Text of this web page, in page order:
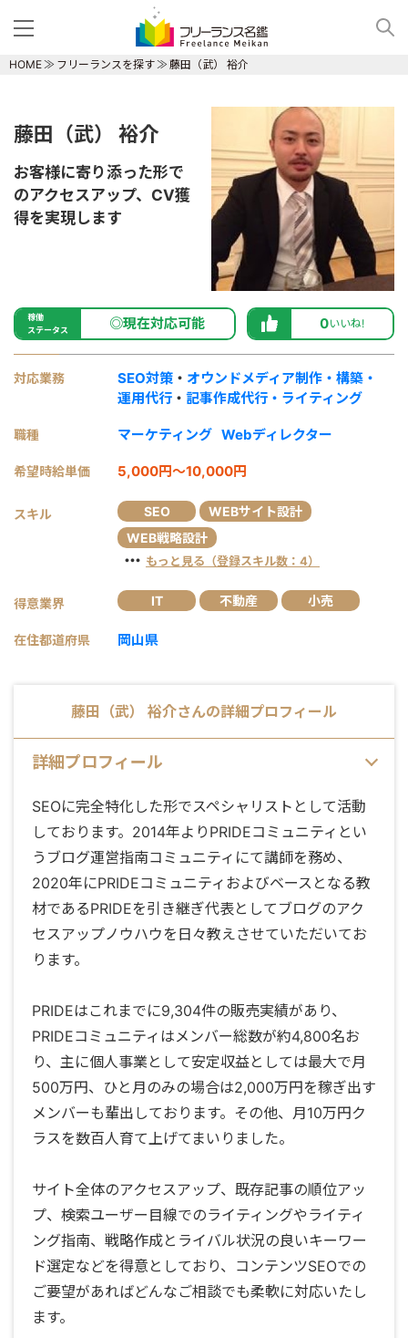
HOME フリーランスを探す 藤田（武） 裕介
藤田（武） 裕介
お客様に寄り添った形で
のアクセスアップ、CV獲
得を実現します
稼働
ステータス
◎現在対応可能 0いいね!
対応業務 SEO対策 ・ オウンドメディア制作・構築・
運用代行 ・ 記事作成代行・ライティング
職種 マーケティング Webディレクター
希望時給単価 5,000円～10,000円
スキル SEO
WEBサイト設計
WEB戦略設計
・・・ もっと見る（登録スキル数：4）
得意業界 IT 不動産 小売
在住都道府県 岡山県
藤田（武） 裕介さんの詳細プロフィール
詳細プロフィール
SEOに完全特化した形でスペシャリストとして活動
しております。2014年よりPRIDEコミュニティとい
うブログ運営指南コミュニティにて講師を務め、
2020年にPRIDEコミュニティおよびベースとなる教
材であるPRIDEを引き継ぎ代表としてブログのアク
セスアップノウハウを日々教えさせていただいてお
ります。
PRIDEはこれまでに9,304件の販売実績があり、
PRIDEコミュニティはメンバー総数が約4,800名お
り、主に個人事業として安定収益としては最大で月
500万円、ひと月のみの場合は2,000万円を稼ぎ出す
メンバーも輩出しております。その他、月10万円ク
ラスを数百人育て上げてまいりました。
サイト全体のアクセスアップ、既存記事の順位アッ
プ、検索ユーザー目線でのライティングやライティ
ング指南、戦略作成とライバル状況の良いキーワー
ド選定などを得意としており、コンテンツSEOでの
ご要望があればどんなご相談でも柔軟に対応いたし
ます。